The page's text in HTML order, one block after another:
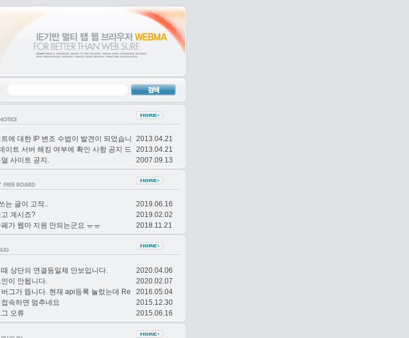
에 대한 IP 변조 수법이 발견이 되었습니다.2013.04.21
이트 서버 해킹 여부에 확인 사항 공지 드립니다.2013.04.21
사이트 공지.
2007.09.13
는 글이 고작..
2019.06.16
계시죠?
2019.02.02
가 웹마 지원 안되는군요 ㅠㅠ
2018.11.21
상단의 연결등일체 안보입니다.
2020.04.06
이 안됩니다.
2020.02.07
그가 뜹니다. 현재 api등록 눌렀는데 Regserver Failed 나와요.
2016.05.04
속하면 멈추네요
2015.12.30
오류
2015.06.16